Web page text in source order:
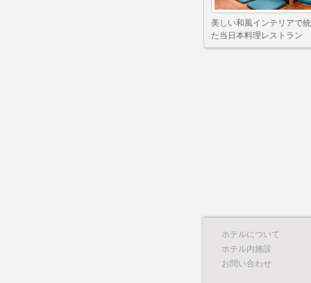
美しい和風インテリアで
た当日本料理レストラン
ホテルについて
ホテル内施設
お問い合わせ